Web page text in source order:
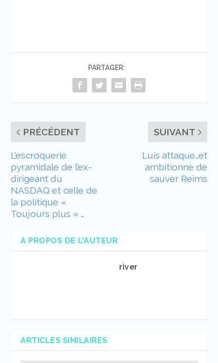
PARTAGER:
PRÉCÉDENT
L’escroquerie
pyramidale de l’ex-
dirigeant du
NASDAQ et celle de
la politique «
Toujours plus » …
SUIVANT
Luis attaque…et
ambitionne de
sauver Reims
A PROPOS DE L'AUTEUR
river
ARTICLES SIMILAIRES